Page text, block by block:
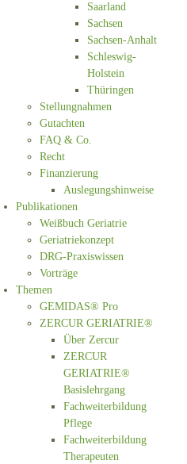
Saarland
Sachsen
Sachsen-Anhalt
Schleswig-
Holstein
Thüringen
Stellungnahmen
Gutachten
FAQ & Co.
Recht
Finanzierung
Auslegungshinweise
Publikationen
Weißbuch Geriatrie
Geriatriekonzept
DRG-Praxiswissen
Vorträge
Themen
GEMIDAS® Pro
ZERCUR GERIATRIE®
Über Zercur
ZERCUR
GERIATRIE®
Basislehrgang
Fachweiterbildung
Pflege
Fachweiterbildung
Therapeuten